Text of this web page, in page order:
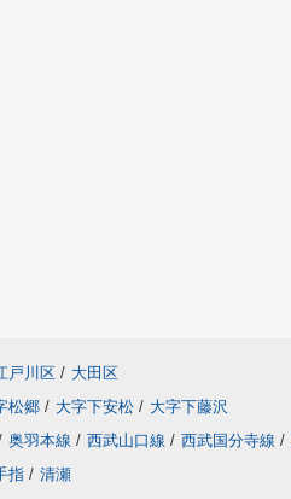
戸川区 / 大田区
松郷 / 大字下安松 / 大字下藤沢
奥羽本線 / 西武山口線 / 西武国分寺線 /
指 / 清瀬